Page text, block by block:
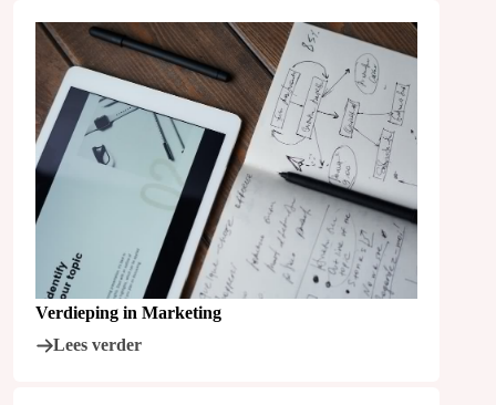
Verdieping in Marketing
Lees verder